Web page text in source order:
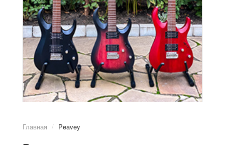
Главная Peavey